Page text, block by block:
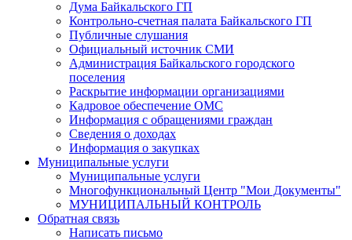
Дума Байкальского ГП
Контрольно-счетная палата Байкальского ГП
Публичные слушания
Официальный источник СМИ
Администрация Байкальского городского
поселения
Раскрытие информации организациями
Кадровое обеспечение ОМС
Информация с обращениями граждан
Сведения о доходах
Информация о закупках
Муниципальные услуги
Муниципальные услуги
Многофункциональный Центр "Мои Документы"
МУНИЦИПАЛЬНЫЙ КОНТРОЛЬ
Обратная связь
Написать письмо